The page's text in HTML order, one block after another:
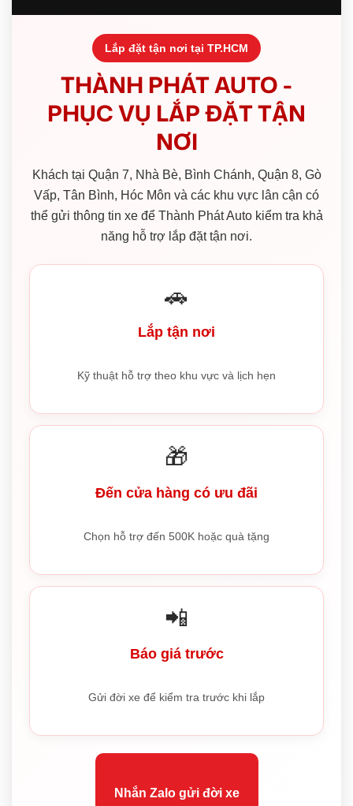
Lắp đặt tận nơi tại TP.HCM
THÀNH PHÁT AUTO -
PHỤC VỤ LẮP ĐẶT TẬN
NƠI
Khách tại Quận 7, Nhà Bè, Bình Chánh, Quận 8, Gò
Vấp, Tân Bình, Hóc Môn và các khu vực lân cận có
thể gửi thông tin xe để Thành Phát Auto kiểm tra khả
năng hỗ trợ lắp đặt tận nơi.
🚗
Lắp tận nơi
Kỹ thuật hỗ trợ theo khu vực và lịch hẹn
🎁
Đến cửa hàng có ưu đãi
Chọn hỗ trợ đến 500K hoặc quà tặng
📲
Báo giá trước
Gửi đời xe để kiểm tra trước khi lắp
Nhắn Zalo gửi đời xe